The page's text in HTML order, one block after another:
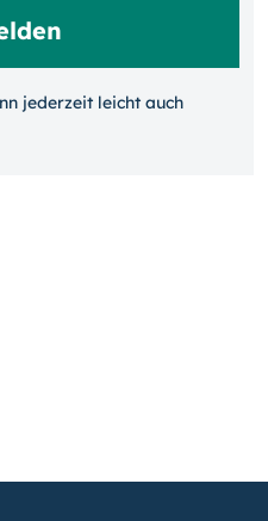
jeder­zeit leicht auch